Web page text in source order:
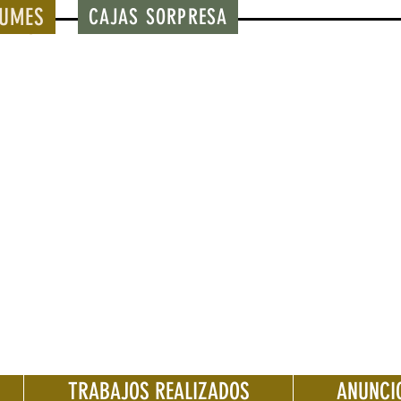
CAJAS SORPRESA
TRABAJOS REALIZADOS